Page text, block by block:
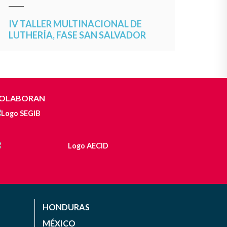
IV TALLER MULTINACIONAL DE
LUTHERÍA, FASE SAN SALVADOR
HONDURAS
MÉXICO